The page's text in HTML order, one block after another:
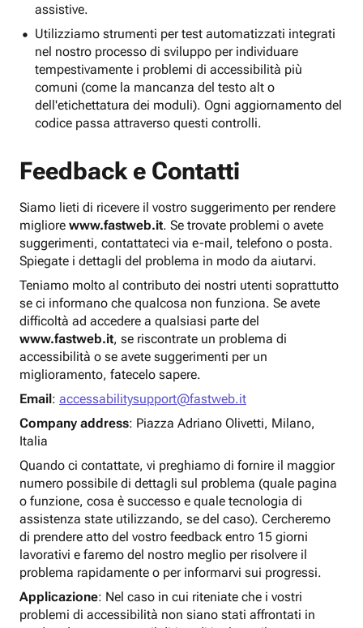
assistive.
Utilizziamo strumenti per test automatizzati integrati
nel nostro processo di sviluppo per individuare
tempestivamente i problemi di accessibilità più
comuni (come la mancanza del testo alt o
dell'etichettatura dei moduli). Ogni aggiornamento del
codice passa attraverso questi controlli.
Feedback e Contatti
Siamo lieti di ricevere il vostro suggerimento per rendere
migliore www.fastweb.it. Se trovate problemi o avete
suggerimenti, contattateci via e-mail, telefono o posta.
Spiegate i dettagli del problema in modo da aiutarvi.
Teniamo molto al contributo dei nostri utenti soprattutto
se ci informano che qualcosa non funziona. Se avete
difficoltà ad accedere a qualsiasi parte del
www.fastweb.it, se riscontrate un problema di
accessibilità o se avete suggerimenti per un
miglioramento, fatecelo sapere.
Email: accessabilitysupport@fastweb.it
Company address: Piazza Adriano Olivetti, Milano,
Italia
Quando ci contattate, vi preghiamo di fornire il maggior
numero possibile di dettagli sul problema (quale pagina
o funzione, cosa è successo e quale tecnologia di
assistenza state utilizzando, se del caso). Cercheremo
di prendere atto del vostro feedback entro 15 giorni
lavorativi e faremo del nostro meglio per risolvere il
problema rapidamente o per informarvi sui progressi.
Applicazione: Nel caso in cui riteniate che i vostri
problemi di accessibilità non siano stati affrontati in